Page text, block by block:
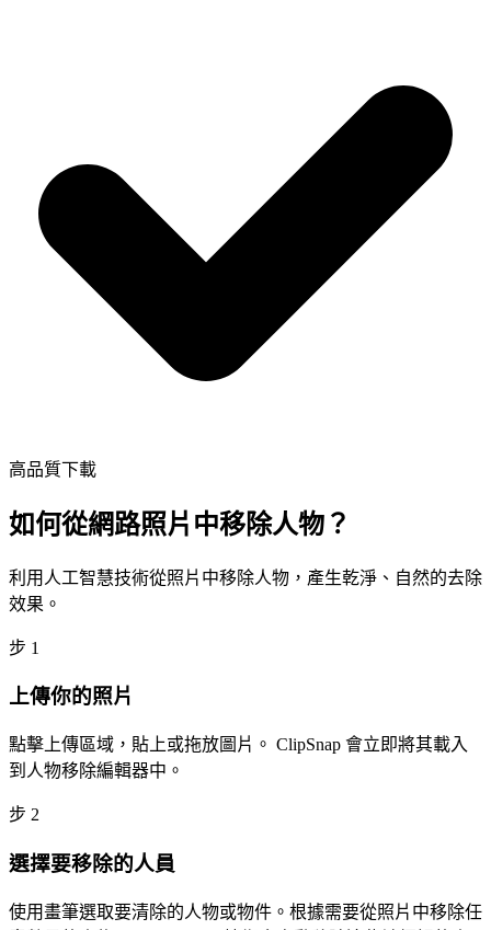
高品質下載
如何從網路照片中移除人物？
利用人工智慧技術從照片中移除人物，產生乾淨、自然的去除
效果。
步 1
上傳你的照片
點擊上傳區域，貼上或拖放圖片。 ClipSnap 會立即將其載入
到人物移除編輯器中。
步 2
選擇要移除的人員
使用畫筆選取要清除的人物或物件。根據需要從照片中移除任